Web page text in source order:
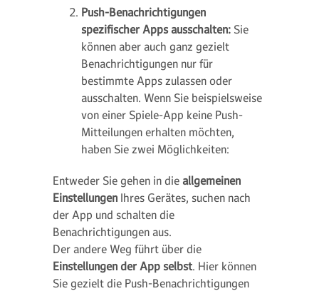
Push-Benachrichtigungen
spezifischer Apps ausschalten: Sie
können aber auch ganz gezielt
Benachrichtigungen nur für
bestimmte Apps zulassen oder
ausschalten. Wenn Sie beispielsweise
von einer Spiele-App keine Push-
Mitteilungen erhalten möchten,
haben Sie zwei Möglichkeiten:
Entweder Sie gehen in die allgemeinen
Einstellungen Ihres Gerätes, suchen nach
der App und schalten die
Benachrichtigungen aus.
Der andere Weg führt über die
Einstellungen der App selbst. Hier können
Sie gezielt die Push-Benachrichtigungen